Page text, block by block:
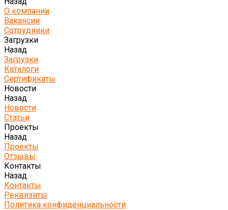
О компании
Вакансии
Сотрудники
Загрузки
Назад
Загрузки
Каталоги
Сертификаты
Новости
Назад
Новости
Статьи
Проекты
Назад
Проекты
Отзывы
Контакты
Назад
Контакты
Реквизиты
Политика конфиденциальности